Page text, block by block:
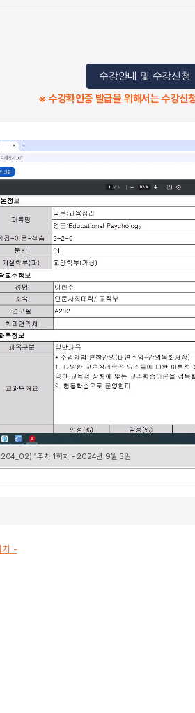
수강안내 및 수강신청
※ 수강확인증 발급을 위해서는 수강신
1주차 1회차 - 2024년 9월 3일
차 -